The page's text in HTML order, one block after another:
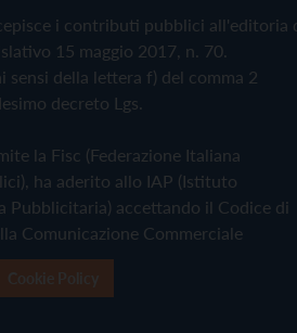
i contributi pubblici all'editoria
15 maggio 2017, n. 70.
sensi della lettera f) del comma 2
decreto Lgs.
la Fisc (Federazione Italiana
ha aderito allo IAP (Istituto
Pubblicitaria) accettando il Codice di
Comunicazione Commerciale